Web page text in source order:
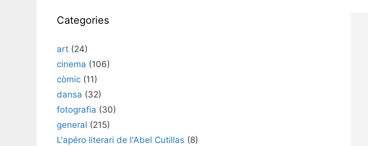
Categories
art (24)
cinema (106)
còmic (11)
dansa (32)
fotografia (30)
general (215)
L'apéro literari de l'Abel Cutillas (8)